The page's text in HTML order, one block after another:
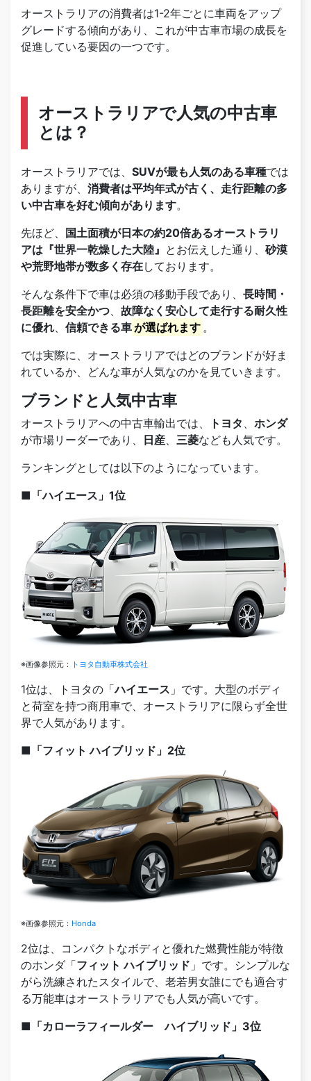
オーストラリアの消費者は1-2年ごとに車両をアップ
グレードする傾向があり、これが中古車市場の成長を
促進している要因の一つです。
オーストラリアで人気の中古車
とは？
オーストラリアでは、 SUVが最も人気のある車種では
ありますが、 消費者は平均年式が古く、走行距離の多
い中古車を好む傾向があります。
先ほど、 国土面積が日本の約20倍あるオーストラリ
アは『世界一乾燥した大陸』 とお伝えした通り、 砂漠
や荒野地帯が数多く存在しております。
そんな条件下で車は必須の移動手段であり、 長時間・
長距離を安全かつ
故障なく安心して走行する耐久性
に優れ
信頼できる車が選ばれます 。
では実際に、オーストラリアではどのブランドが好ま
れているか、どんな車が人気なのかを見ていきます。
ブランドと人気中古車
オーストラリアへの中古車輸出では、 トヨタ
ホンダ
が市場リーダーであり、 日産 三菱なども人気です。
ランキングとしては以下のようになっています。
■「ハイエース」1位
※画像参照元： トヨタ自動車株式会社
1位は、トヨタの「ハイエース 」です。大型のボディ
と荷室を持つ商用車で、オーストラリアに限らず全世
界で人気があります。
■「フィット ハイブリッド」2位
※画像参照元： Honda
2位は、コンパクトなボディと優れた燃費性能が特徴
のホンダ「フィット ハイブリッド 」です。シンプルな
がら洗練されたスタイルで、老若男女誰にでも適合す
る万能車はオーストラリアでも人気が高いです。
■「カローラフィールダー ハイブリッド」3位